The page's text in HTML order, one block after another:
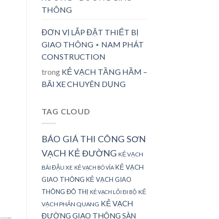
THÔNG
ĐƠN VỊ LẮP ĐẶT THIẾT BỊ
GIAO THÔNG ⋆ NAM PHÁT
CONSTRUCTION
trong KẺ VẠCH TẦNG HẦM –
BÃI XE CHUYÊN DỤNG
TAG CLOUD
BÁO GIÁ THI CÔNG SƠN
VẠCH KẺ ĐƯỜNG KẺ VẠCH
BÃI ĐẬU XE KẺ VẠCH BÓ VỈA KẺ VẠCH
GIAO THÔNG KẺ VẠCH GIAO
THÔNG ĐÔ THỊ KẺ VẠCH LỐI ĐI BỘ KẺ
VẠCH PHẢN QUANG KẺ VẠCH
ĐƯỜNG GIAO THÔNG SÀN